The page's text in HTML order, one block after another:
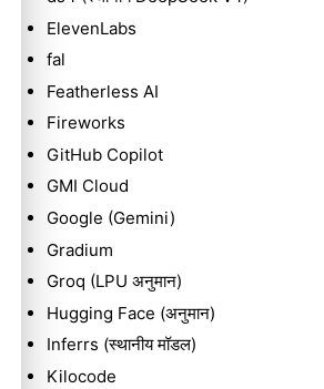
ElevenLabs
fal
Featherless AI
Fireworks
GitHub Copilot
GMI Cloud
Google (Gemini)
Gradium
Groq (LPU अनुमान)
Hugging Face (अनुमान)
Inferrs (स्थानीय मॉडल)
Kilocode